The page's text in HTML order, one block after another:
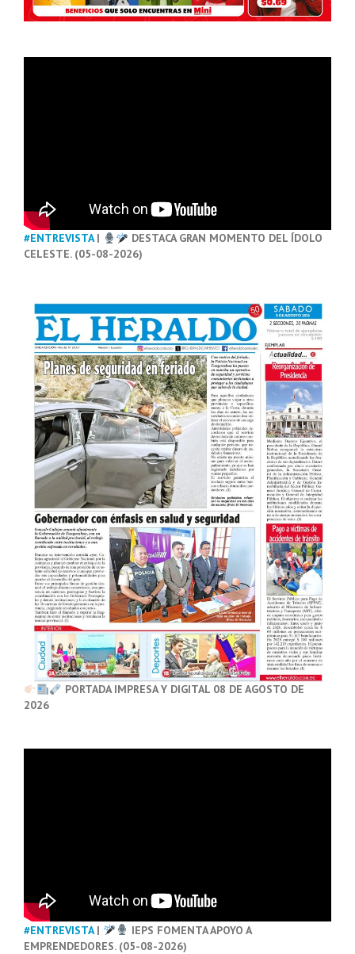
#ENTREVISTA|
DESTACA GRAN MOMENTO DEL ÍDOLO
CELESTE. (05-08-2026)
PORTADA IMPRESA Y DIGITAL 08 DE AGOSTO DE
2026
#ENTREVISTA|
IEPS FOMENTA APOYO A
EMPRENDEDORES. (05-08-2026)